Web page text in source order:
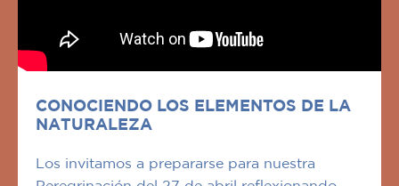
CONOCIENDO LOS ELEMENTOS DE LA
NATURALEZA
Los invitamos a prepararse para nuestra